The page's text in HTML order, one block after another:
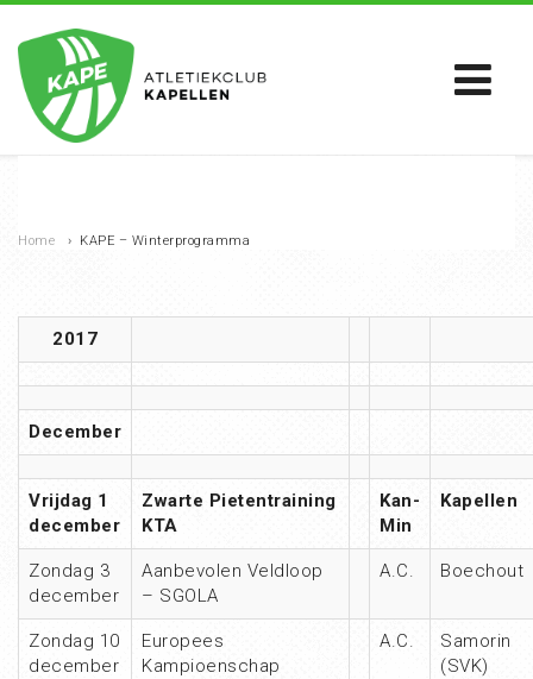
Home › KAPE – Winterprogramma
2017
December
Vrijdag 1
december
Zwarte Pietentraining
KTA
Kan-
Min
Kapellen
Zondag 3
december
Aanbevolen Veldloop
– SGOLA
A.C. Boechout
Zondag 10
december
Europees
Kampioenschap
A.C.
Samorin
(SVK)